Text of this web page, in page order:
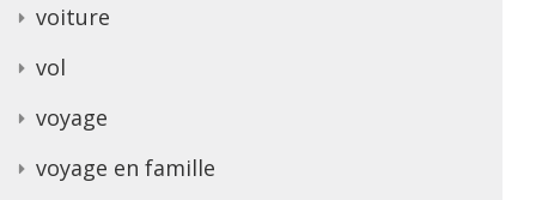
voiture
vol
voyage
voyage en famille